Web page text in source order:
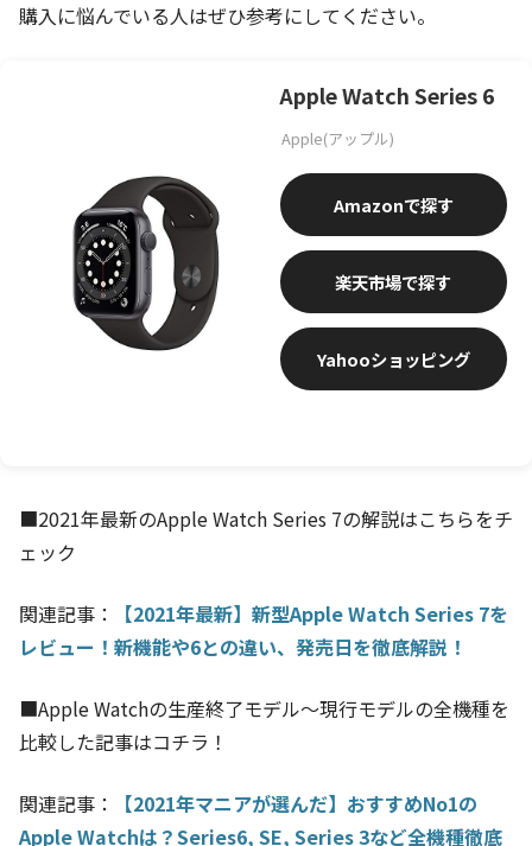
購入に悩んでいる人はぜひ参考にしてください。
Apple Watch Series 6
Apple(アップル)
楽天市場
Amazon
Yahooショッピング
■2021年最新のApple Watch Series 7の解説はこちらをチ
ェック
関連記事：
【2021年最新】新型Apple Watch Series 7を
レビュー！新機能や6との違い、発売日を徹底解説！
■Apple Watchの生産終了モデル～現行モデルの全機種を
比較した記事はコチラ！
関連記事：
【2021年マニアが選んだ】おすすめNo1の
Apple Watchは？Series6, SE, Series 3など全機種徹底